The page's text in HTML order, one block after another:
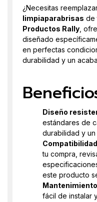
¿Necesitas
limpiaparabrisas de
Productos Rally ,
diseñado
en perfectas
durabilidad y un
Diseño
estándares de
durabilidad y
tu compra,
este producto
fácil de instalar